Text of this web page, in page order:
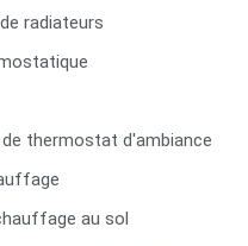
radiateurs
thermostat d'ambiance
au sol